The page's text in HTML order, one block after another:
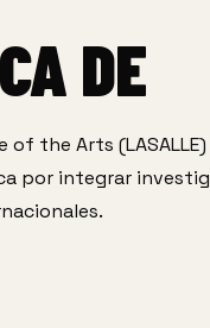
DE
of the Arts
por integrar